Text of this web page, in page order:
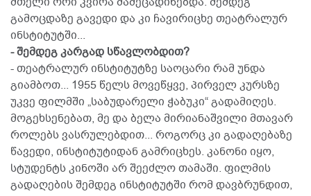
გამოცდაზე გავედი და კი ჩავირიცხე თეატრალურ
ინსტიტუტში...
- შემდეგ კარგად სწავლობდით?
- თეატრალურ ინსტიტუტზე საოცარი რამ უნდა
გიამბოთ... 1955 წელს მოვეწყვე, პირველ კურსზე
უკვე ფილმში „საბუდარელი ჭაბუკი“ გადამიღეს.
მოგეხსენებათ, მე და ბელა მირიანაშვილი მთავარ
როლებს ვასრულებდით... როგორც კი გადაღებაზე
წავედი, ინსტიტუტიდან გამრიცხეს. კანონი იყო,
სტუდენტს კინოში არ შეეძლო თამაში. ფილმის
გადაღების შემდეგ ინსტიტუტში რომ დავბრუნდით,